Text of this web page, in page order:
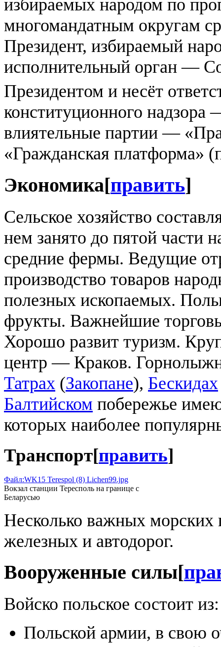
избираемых народом по
многомандатным округам
Президент, избираемый
исполнительный орган —
Президентом и несёт
конституционного
влиятельные партии —
«Гражданская платформа»
Экономика[править]
Сельское хозяйство
нем занято до пятой части
средние фермы. Ведущие
производство товаров
полезных ископаемых.
фрукты. Важнейшие
Хорошо развит туризм.
центр — Краков.
Татрах (Закопане), Бескидах
Балтийском побережье
которых наиболее
Транспорт[править]
Файл:WK15 Terespol (8) Lichen99.jpg
Вокзал станции Тересполь на границе с
Беларусью
Несколько важных морских
железных и автодорог.
Вооруженные силы[
Войско польское состоит из:
Польской армии, в свою